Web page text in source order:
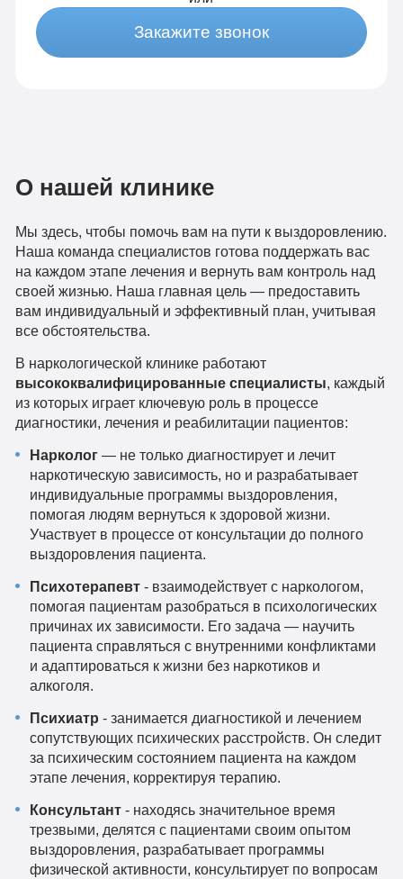
анализов
Отслеживание
в день
Записаться
Отслеживание
динамики
день
Записаться
Закажите звонок
О нашей клинике
Мы здесь, чтобы помочь вам на пути к выздоровлению.
Наша команда специалистов готова поддержать вас
на каждом этапе лечения и вернуть вам контроль над
своей жизнью. Наша главная цель — предоставить
вам индивидуальный и эффективный план, учитывая
все обстоятельства.
В наркологической клинике работают
высококвалифицированные специалисты, каждый
из которых играет ключевую роль в процессе
диагностики, лечения и реабилитации пациентов:
Нарколог — не только диагностирует и лечит
наркотическую зависимость, но и разрабатывает
индивидуальные программы выздоровления,
помогая людям вернуться к здоровой жизни.
Участвует в процессе от консультации до полного
выздоровления пациента.
Психотерапевт - взаимодействует с наркологом,
помогая пациентам разобраться в психологических
причинах их зависимости. Его задача — научить
пациента справляться с внутренними конфликтами
и адаптироваться к жизни без наркотиков и
алкоголя.
Психиатр - занимается диагностикой и лечением
сопутствующих психических расстройств. Он следит
за психическим состоянием пациента на каждом
этапе лечения, корректируя терапию.
Консультант - находясь значительное время
трезвыми, делятся с пациентами своим опытом
выздоровления, разрабатывает программы
физической активности, консультирует по вопросам